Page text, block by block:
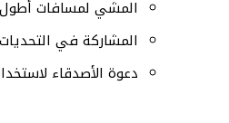
المشي لمسافات
المشاركة في
دعوة الأصدقاء